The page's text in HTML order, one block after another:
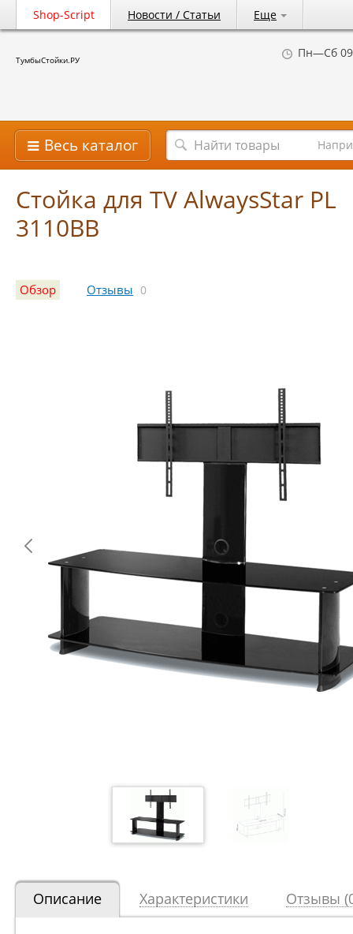
Shop-Script Новости / Статьи Еще
ТумбыСтойки.РУ Пн—Сб
Весь каталог
Стойка для TV AlwaysStar PL
3110BB
Обзор Отзывы 0
Описание Характеристики Отзывы